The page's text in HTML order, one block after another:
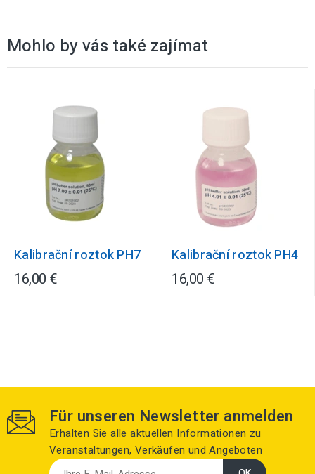
Mohlo by vás také zajímat
Kalibrační roztok PH7
16,00 €
Kalibrační roztok PH4
16,00 €
Für unseren Newsletter anmelden
Erhalten Sie alle aktuellen Informationen zu
Veranstaltungen, Verkäufen und Angeboten